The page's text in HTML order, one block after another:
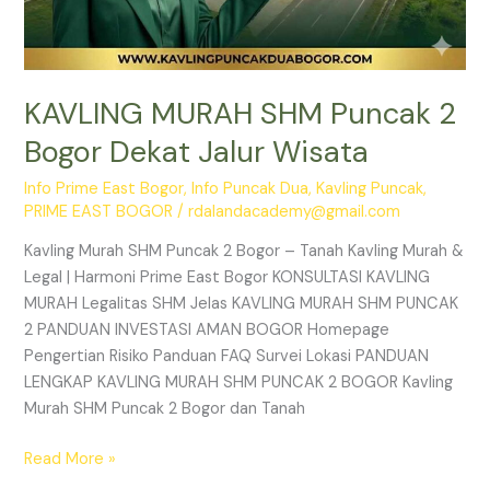
KAVLING MURAH SHM Puncak 2
Bogor Dekat Jalur Wisata
Info Prime East Bogor,Info Puncak Dua,Kavling Puncak,
PRIME EAST BOGOR /rdalandacademy@gmail.com
Kavling Murah SHM Puncak 2 Bogor – Tanah Kavling Murah &
Legal | Harmoni Prime East Bogor KONSULTASI KAVLING
MURAH Legalitas SHM Jelas KAVLING MURAH SHM PUNCAK
2 PANDUAN INVESTASI AMAN BOGOR Homepage
Pengertian Risiko Panduan FAQ Survei Lokasi PANDUAN
LENGKAP KAVLING MURAH SHM PUNCAK 2 BOGOR Kavling
Murah SHM Puncak 2 Bogor dan Tanah
Read More »